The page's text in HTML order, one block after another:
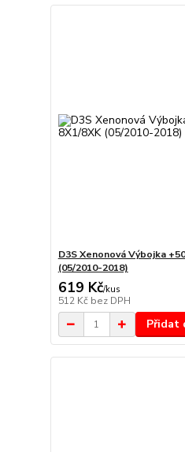
D3S Xenonová Výbojka
(05/2010-2018)
619 Kč/kus
512 Kč bez DPH
Přidat